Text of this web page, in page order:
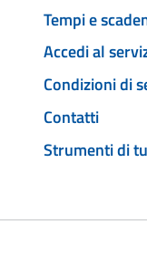
Tempi e
Accedi al
Condizioni di
Contatti
Strumenti di